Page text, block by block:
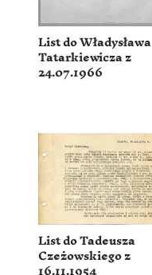
List do Władysława
Tatarkiewicza z
24.07.1966
List do Tadeusza
Czeżowskiego z